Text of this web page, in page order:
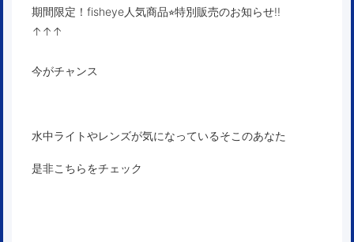
期間限定！fisheye人気商品⭐︎特別販売のお知らせ!!
↑↑↑
今がチャンス
水中ライトやレンズが気になっているそこのあなた
是非こちらをチェック